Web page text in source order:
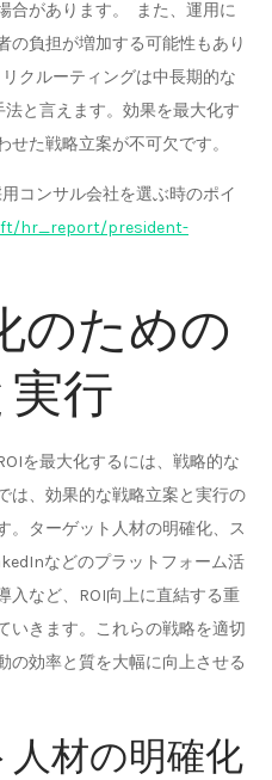
合があります。 また、運用に
の負担が増加する可能性もあり
クルーティングは中長期的な
と言えます。効果を最大化す
た戦略立案が不可欠です。
コンサル会社を選ぶ時のポイ
hr_report/president-
のための
行
を最大化するには、戦略的な
は、効果的な戦略立案と実行の
。ターゲット人材の明確化、ス
などのプラットフォーム活
入など、ROI向上に直結する重
いきます。これらの戦略を適切
の効率と質を大幅に向上させる
人材の明確化